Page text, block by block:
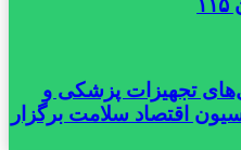
تجهیزات پزشکی و
اقتصاد سلامت برگزار